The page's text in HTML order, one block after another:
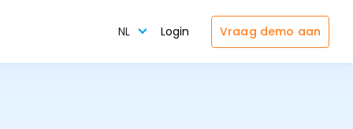
NL Login Vraag demo aan